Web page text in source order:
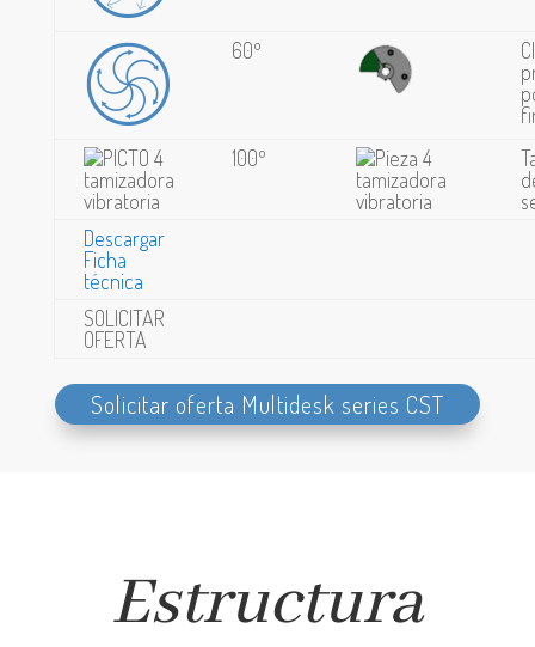
60º
100º
Descargar
Ficha
técnica
SOLICITAR
OFERTA
Solicitar oferta Multidesk series CST
Estructura